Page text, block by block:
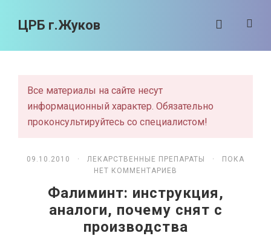
ЦРБ г.Жуков
Все материалы на сайте несут
информационный характер. Обязательно
проконсультируйтесь со специалистом!
09.10.2010 · ЛЕКАРСТВЕННЫЕ ПРЕПАРАТЫ
· ПОКА
НЕТ КОММЕНТАРИЕВ
Фалиминт: инструкция,
аналоги, почему снят с
производства